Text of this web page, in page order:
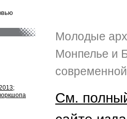
;
Молодые
Монпелье и
См.